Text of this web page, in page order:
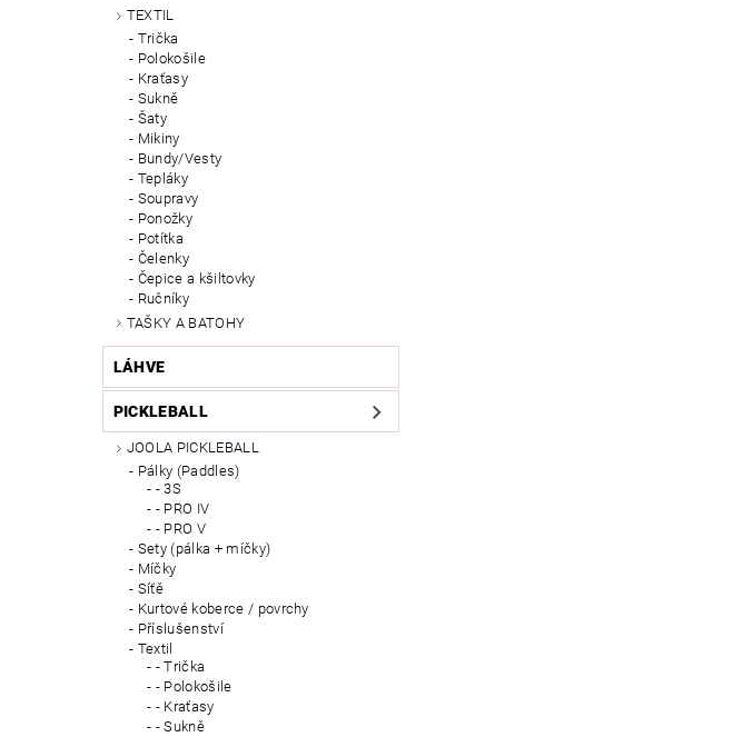
TEXTIL
Trička
Polokošile
Kraťasy
Sukně
Šaty
Mikiny
Bundy/Vesty
Tepláky
Soupravy
Ponožky
Potítka
Čelenky
Čepice a kšiltovky
Ručníky
TAŠKY A BATOHY
LÁHVE
PICKLEBALL
JOOLA PICKLEBALL
Pálky (Paddles)
- 3S
- PRO IV
- PRO V
Sety (pálka + míčky)
Míčky
Síťě
Kurtové koberce / povrchy
Příslušenství
Textil
- Trička
- Polokošile
- Kraťasy
- Sukně